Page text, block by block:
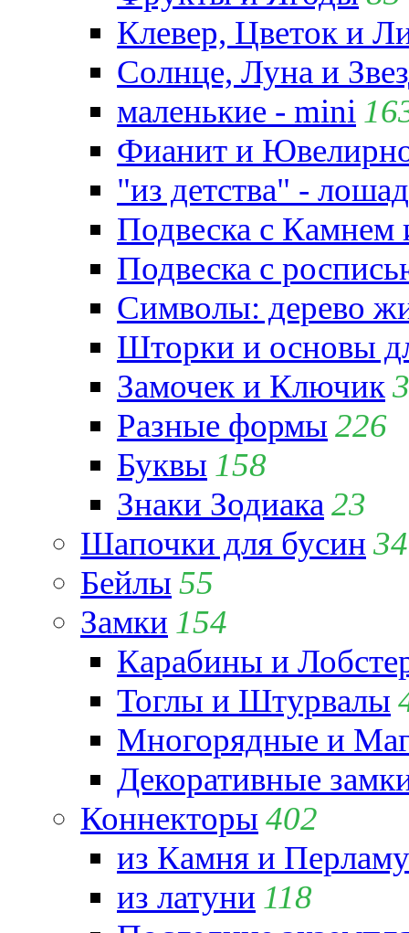
Клевер, Цветок и
Солнце, Луна и
маленькие - mini
Фианит и
"из детства" -
Подвеска с
Подвеска с
Символы: дерево
Шторки и основы
Замочек и Ключик
Разные формы 226
Буквы 158
Знаки Зодиака 23
Шапочки для бусин 34
Бейлы 55
Замки 154
Карабины и
Тоглы и Штурвалы
Многорядные и
Декоративные
Коннекторы 402
из Камня и
из латуни 118